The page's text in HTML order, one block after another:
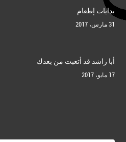
بدايات إطعام
31 مارس، 2017
أبا راشد قد أتعبت من بعدك
17 مايو، 2017